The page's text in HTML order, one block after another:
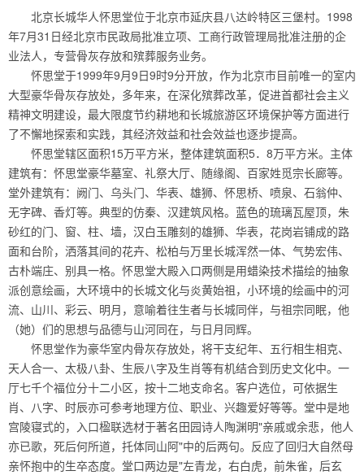
北京长城华人怀思堂位于北京市延庆县八达岭特区三堡村。1998
年7月31日经北京市民政局批准立项、工商行政管理局批准注册的企
业法人，专营骨灰存放和殡葬服务业务。
怀思堂于1999年9月9日9时9分开放，作为北京市目前唯一的室内
大型豪华骨灰存放处，多年来，在深化殡葬改革，促进首都社会主义
精神文明建设，最大限度节约耕地和长城旅游区环境保护等方面进行
了不懈地探索和实践，其经济效益和社会效益也逐步提高。
怀思堂辖区面积15万平方米，整体建筑面积5．8万平方米。主体
建筑有：怀思堂豪华墓室、礼祭大厅、随缘阁、百家姓觅宗长廊等。
堂外建筑有：阙门、乌头门、华表、雄狮、怀思桥、喷泉、石翁仲、
无字碑、香灯等。典型的仿秦、汉建筑风格。蓝色的琉璃瓦屋顶，朱
砂红的门、窗、柱、墙，汉白玉雕刻的雄狮、华表，花岗岩铺成的路
面和台阶，洒落其间的花卉、松柏与万里长城浑然一体、气势宏伟、
古朴端庄、别具一格。怀思堂大殿入口两侧是用蜡染技术描绘的抽象
派创意绘画，大环境中的长城文化与炎黄始祖，小环境的绘画中的河
流、山川、彩云、明月，意喻着往生者与长城同伴，与祖宗同眠，他
（她）们的思想与品德与山河同在，与日月同辉。
怀思堂作为豪华室内骨灰存放处，将干支纪年、五行相生相克、
天人合一、太极八卦、生辰八字及生肖等有机结合到历史文化中。一
厅七千个福位分十二小区，按十二地支命名。客户选位，可依据生
肖、八字、时辰亦可参考地理方位、职业、兴趣爱好等等。堂中是地
宫陵寝式的，入口楹联选材于著名田园诗人陶渊明"亲戚或余悲，他人
亦已歌，死后何所道，托体同山阿"中的后两句。反应了回归大自然母
亲怀抱中的生卒态度。堂口两边是"左青龙，右白虎，前朱雀，后玄